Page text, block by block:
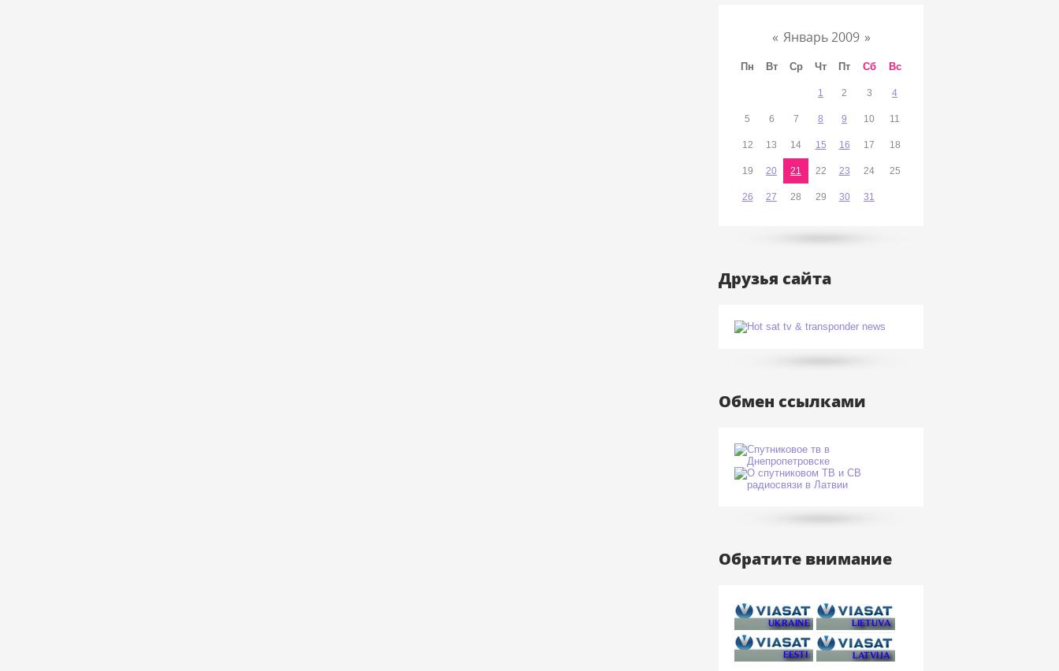
« Январь 2009 »
Пн Вт Ср Чт Пт Сб Вс
1 2 3 4
5 6 7 8 9 10 11
12 13 14 15 16 17 18
19 20 21 22 23 24 25
26 27 28 29 30 31
Друзья сайта
Обмен ссылками
Обратите внимание